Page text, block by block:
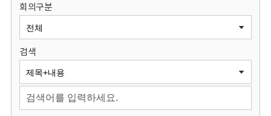
원
회
회의구분
검색